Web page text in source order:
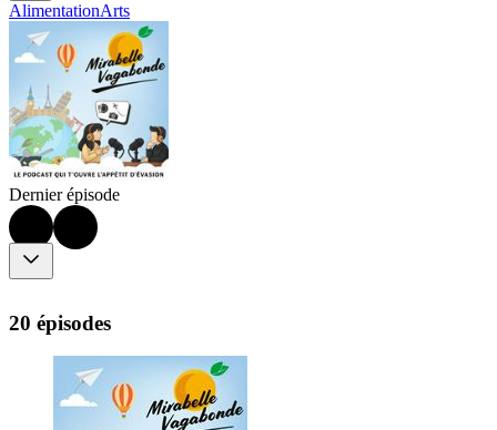
AlimentationArts
Dernier épisode
20 épisodes